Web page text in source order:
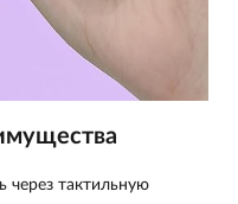
через тактильную